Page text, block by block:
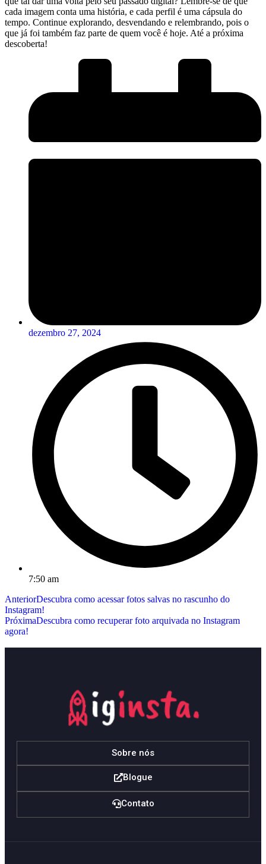
cada ‌imagem ⁣conta uma‌ história, e cada perfil é uma cápsula do
tempo. Continue explorando, desvendando e relembrando, pois o
que⁤ já foi também faz parte de quem⁢ você é hoje. ‌Até ‍a próxima
descoberta!
dezembro 27, 2024
7:50 am
AnteriorDescubra como acessar fotos salvas no rascunho do
Instagram!
PróximaDescubra como recuperar foto arquivada no Instagram
agora!
Sobre nós
Blogue
Contato